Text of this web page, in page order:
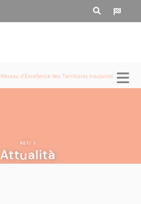
Réseau d'Excellence des Territoires Insulaires
RETI |
Attualità